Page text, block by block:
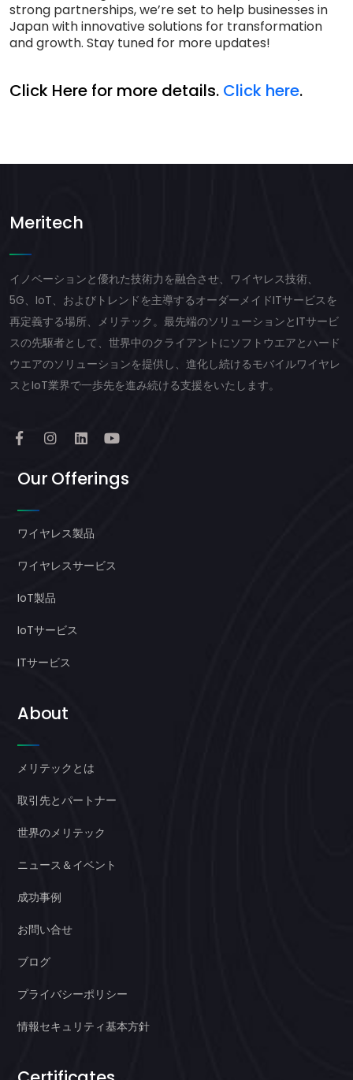
strong partnerships, we’re set to help businesses in
Japan with innovative solutions for transformation
and growth. Stay tuned for more updates!
Click Here for more details. Click here.
Meritech
イノベーションと優れた技術力を融合させ、ワイヤレス技術、
5G、IoT、およびトレンドを主導するオーダーメイドITサービスを
再定義する場所、メリテック。最先端のソリューションとITサービ
スの先駆者として、世界中のクライアントにソフトウエアとハード
ウエアのソリューションを提供し、進化し続けるモバイルワイヤレ
スとIoT業界で一歩先を進み続ける支援をいたします。
Our Offerings
ワイヤレス製品
ワイヤレスサービス
IoT製品
IoTサービス
ITサービス
About
メリテックとは
取引先とパートナー
世界のメリテック
ニュース＆イベント
成功事例
お問い合せ
ブログ
プライバシーポリシー
情報セキュリティ基本方針